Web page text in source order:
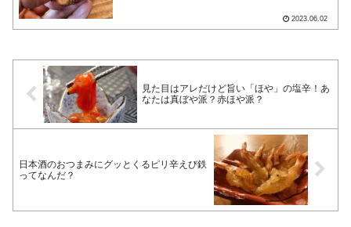
2023.06.02
見た目はアレだけど旨い「ほや」の塩辛！あ
なたは真ぼや派？赤ほや派？
日本酒のおつまみにグッとくるピリ辛えび鉄
ってなんだ？